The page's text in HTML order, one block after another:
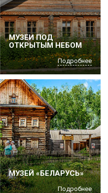
МУЗЕИ ПОД
ОТКРЫТЫМ НЕБОМ
Подробнее
МУЗЕЙ «БЕЛАРУСЬ»
Подробнее